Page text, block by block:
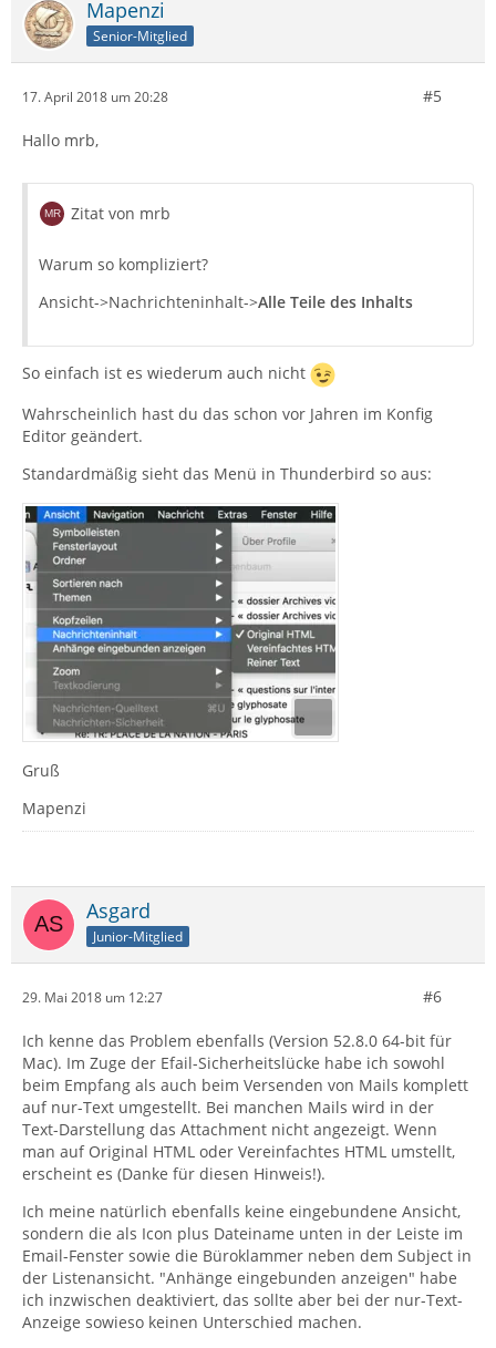
Mapenzi
Senior-Mitglied
17. April 2018 um 20:28 #5
Hallo mrb,
Zitat von mrb
Warum so kompliziert?
Ansicht->Nachrichteninhalt->Alle Teile des Inhalts
So einfach ist es wiederum auch nicht
Wahrscheinlich hast du das schon vor Jahren im Konfig
Editor geändert.
Standardmäßig sieht das Menü in Thunderbird so aus:
Gruß
Mapenzi
Asgard
Junior-Mitglied
29. Mai 2018 um 12:27 #6
Ich kenne das Problem ebenfalls (Version 52.8.0 64-bit für
Mac). Im Zuge der Efail-Sicherheitslücke habe ich sowohl
beim Empfang als auch beim Versenden von Mails komplett
auf nur-Text umgestellt. Bei manchen Mails wird in der
Text-Darstellung das Attachment nicht angezeigt. Wenn
man auf Original HTML oder Vereinfachtes HTML umstellt,
erscheint es (Danke für diesen Hinweis!).
Ich meine natürlich ebenfalls keine eingebundene Ansicht,
sondern die als Icon plus Dateiname unten in der Leiste im
Email-Fenster sowie die Büroklammer neben dem Subject in
der Listenansicht. "Anhänge eingebunden anzeigen" habe
ich inzwischen deaktiviert, das sollte aber bei der nur-Text-
Anzeige sowieso keinen Unterschied machen.